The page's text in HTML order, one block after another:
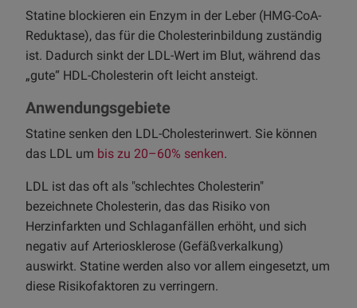
Statine blockieren ein Enzym in der Leber (HMG-CoA-
Reduktase), das für die Cholesterinbildung zuständig
ist. Dadurch sinkt der LDL-Wert im Blut, während das
„gute“ HDL-Cholesterin oft leicht ansteigt.
Anwendungsgebiete
Statine senken den LDL-Cholesterinwert. Sie können
das LDL um bis zu 20–60% senken.
LDL ist das oft als "schlechtes Cholesterin"
bezeichnete Cholesterin, das das Risiko von
Herzinfarkten und Schlaganfällen erhöht, und sich
negativ auf Arteriosklerose (Gefäßverkalkung)
auswirkt. Statine werden also vor allem eingesetzt, um
diese Risikofaktoren zu verringern.